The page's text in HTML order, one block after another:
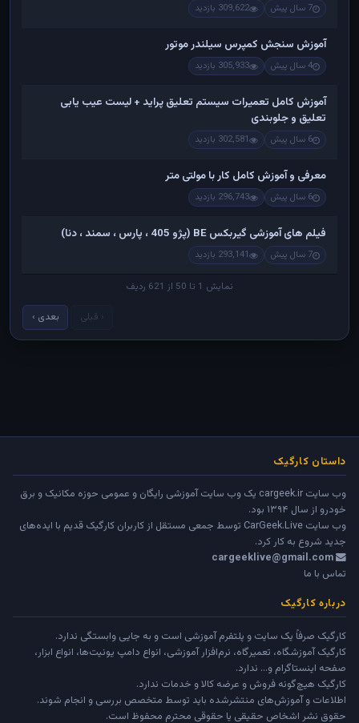
7 سال پیش 309,622 بازدید
آموزش سنجش کمپرس سیلندر موتور
4 سال پیش 305,933 بازدید
آموزش کامل تعمیرات سیستم تعلیق پراید + لیست عیب یابی
تعلیق و جلوبندی
6 سال پیش 302,581 بازدید
معرفی و آموزش کامل کار با مولتی متر
6 سال پیش 296,743 بازدید
فیلم های آموزشی گیربکس BE (پژو 405 ، پارس ، سمند ، دنا)
7 سال پیش 293,141 بازدید
نمایش 1 تا 50 از 621 ردیف
‹ قبلی بعدی ›
داستان کارگیک
وب سایت cargeek.ir یک وب سایت آموزشی رایگان و عمومی حوزه مکانیک و برق
خودرو از سال ۱۳۹۴ بود.
وب سایت CarGeek.Live توسط جمعی مستقل از کاربران کارگیک قدیم با ایده‌های
جدید شروع به کار کرد.
cargeeklive@gmail.com
تماس با ما
درباره کارگیک
کارگیک صرفاً یک سایت و پلتفرم آموزشی است و به جایی وابستگی ندارد.
کارگیک آموزشگاه، تعمیرگاه، نرم‌افزار آموزشی، انواع دامپ یونیت‌ها، انواع ابزار،
صفحه اینستاگرام و... ندارد.
کارگیک هیچ‌گونه فروش و عرضه کالا و خدمات ندارد.
اطلاعات و آموزش‌های منتشرشده باید توسط متخصص بررسی و انجام شوند.
حقوق نشر اشخاص حقیقی یا حقوقی محترم محفوظ است.